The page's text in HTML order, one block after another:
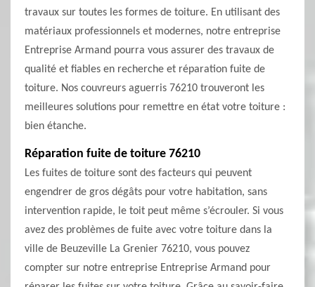
travaux sur toutes les formes de toiture. En utilisant des
matériaux professionnels et modernes, notre entreprise
Entreprise Armand pourra vous assurer des travaux de
qualité et fiables en recherche et réparation fuite de
toiture. Nos couvreurs aguerris 76210 trouveront les
meilleures solutions pour remettre en état votre toiture :
bien étanche.
Réparation fuite de toiture 76210
Les fuites de toiture sont des facteurs qui peuvent
engendrer de gros dégâts pour votre habitation, sans
intervention rapide, le toit peut même s’écrouler. Si vous
avez des problèmes de fuite avec votre toiture dans la
ville de Beuzeville La Grenier 76210, vous pouvez
compter sur notre entreprise Entreprise Armand pour